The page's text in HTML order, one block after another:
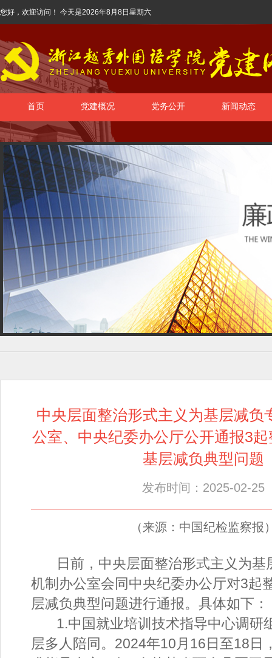
您好，欢迎访问！ 今天是2026年8月8日星期六
首页 党建概况 党务公开 新闻动态
中央层面整治形式主义为基层减负
公室、中央纪委办公厅公开通报3
基层减负典型问题
发布时间：2025-02-25
（来源：中国纪检监察报
日前，中央层面整治形式主义为基
机制办公室会同中央纪委办公厅对3起
层减负典型问题进行通报。具体如下：
1.中国就业培训技术指导中心调研
层多人陪同。2024年10月16日至18日